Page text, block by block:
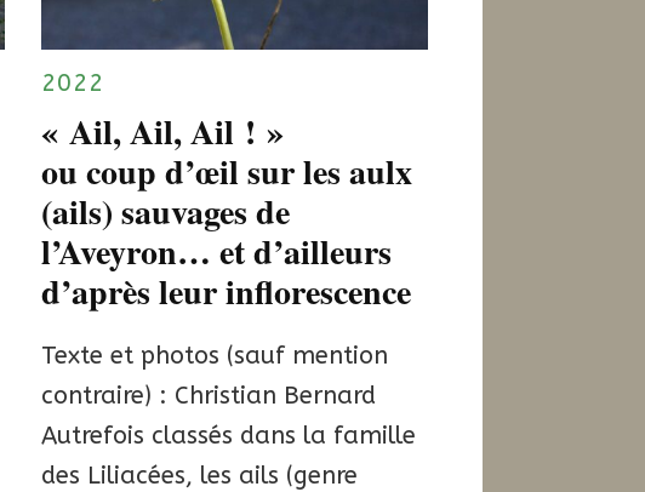
2022
« Ail, Ail, Ail ! »
ou coup d’œil sur les aulx
(ails) sauvages de
l’Aveyron… et d’ailleurs
d’après leur inflorescence
Texte et photos (sauf mention
contraire) : Christian Bernard
Autrefois classés dans la famille
des Liliacées, les ails (genre